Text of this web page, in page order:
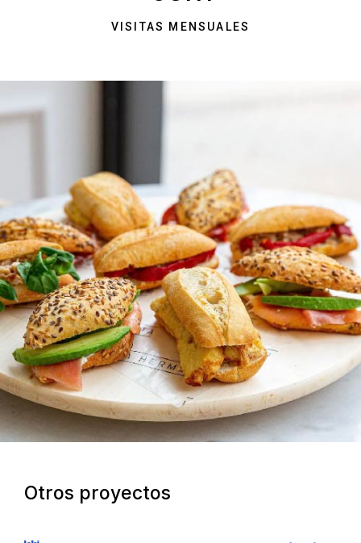
VISITAS MENSUALES
Otros proyectos